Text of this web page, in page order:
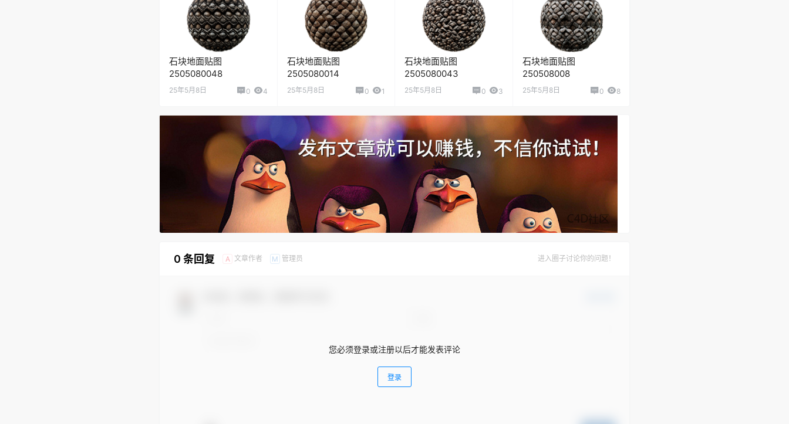
石块地面贴图
2505080048
25年5月8日 0 4
石块地面贴图
2505080014
25年5月8日 0 1
石块地面贴图
2505080043
25年5月8日 0 3
石块地面贴图
250508008
25年5月8日 0 8
0 条回复 A 文章作者 M 管理员 进入圈子讨论你的问题！
您必须登录或注册以后才能发表评论
登录